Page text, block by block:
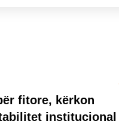
fitore, kërkon
institucional